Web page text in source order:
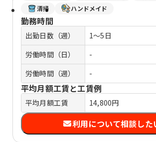
清掃
ハンドメイド
勤務時間
出勤日数（週）
1～5日
労働時間（日）
-
労働時間（週）
-
平均月額工賃と工賃例
平均月額工賃 14,800円
利用について相談した